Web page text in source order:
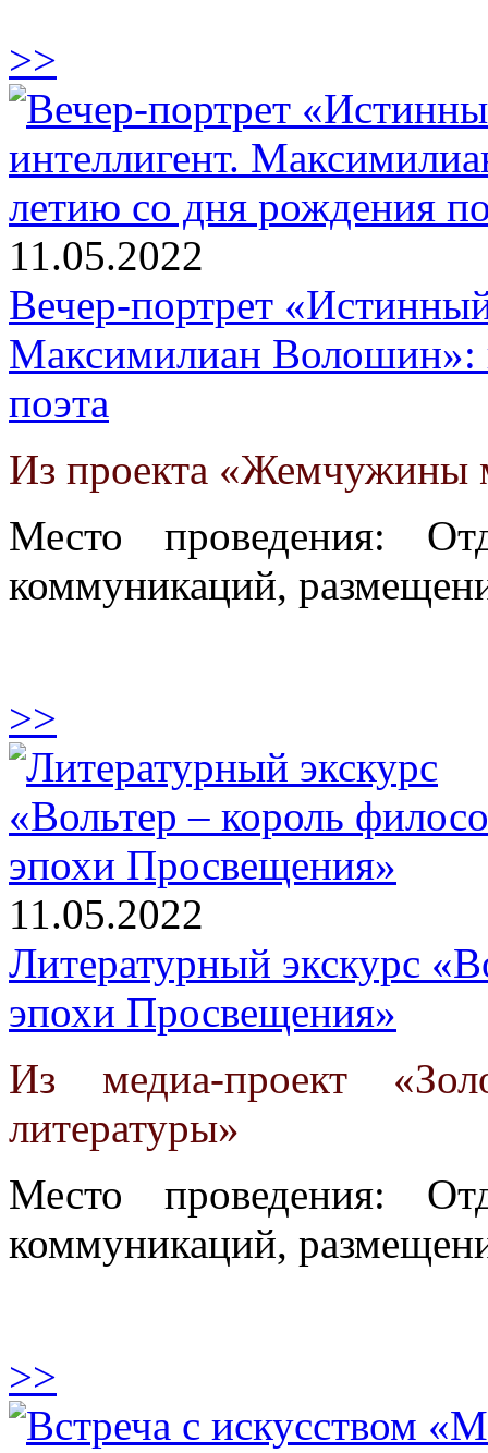
>>
11.05.2022
Вечер-портрет
Максимилиан Волошин»:
поэта
Из проекта «Жемчужины
Место проведения:
коммуникаций,
>>
11.05.2022
Литературный экскурс
эпохи Просвещения»
Из медиа-проект
литературы»
Место проведения:
коммуникаций,
>>